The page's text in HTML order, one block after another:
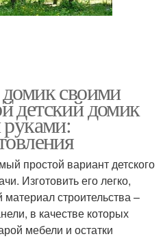
своими
детский домик
простой вариант детского
Изготовить его легко,
строительства –
в качестве которых
мебели и остатки